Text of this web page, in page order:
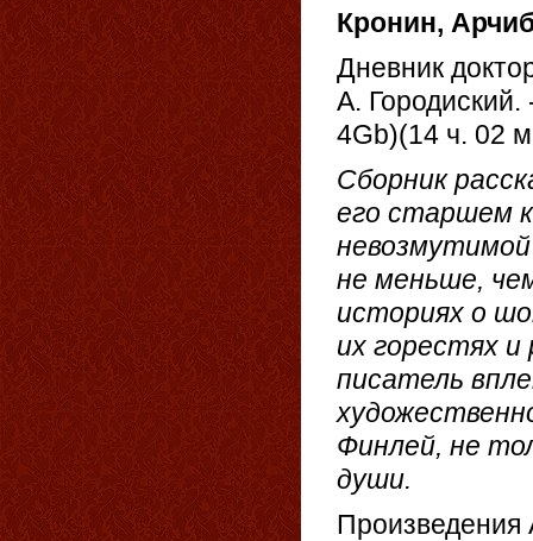
Кронин,
Дневник
А.
4Gb)(14 ч. 02
Сборник
его старшем
не меньше,
историях о
их горестях и
писатель
Финлей, не
души.